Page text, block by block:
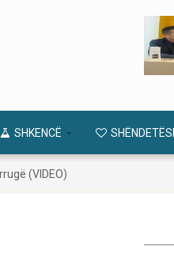
SHKENCË SHËNDETËSI
(VIDEO)